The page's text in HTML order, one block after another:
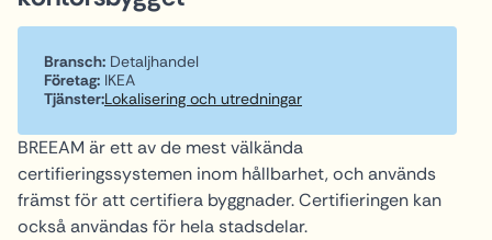
Bransch: Detaljhandel
Företag: IKEA
Tjänster:Lokalisering och utredningar
BREEAM är ett av de mest välkända
certifieringssystemen inom hållbarhet, och används
främst för att certifiera byggnader. Certifieringen kan
också användas för hela stadsdelar.